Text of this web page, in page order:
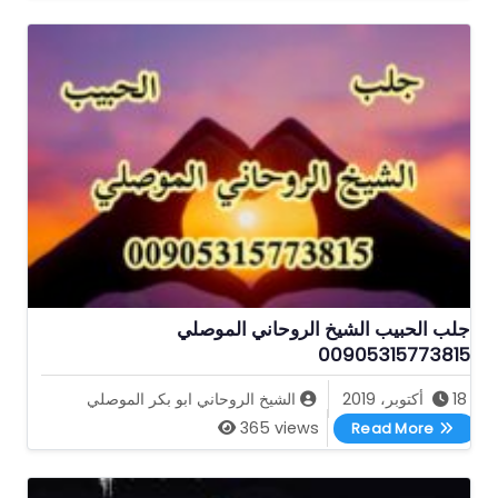
جلب الحبيب الشيخ الروحاني الموصلي
00905315773815
18 أكتوبر، 2019
الشيخ الروحاني ابو بكر الموصلي
365 views
Read More
جلب الحبيب الشيخ الروحاني الموصلي 00905315773815